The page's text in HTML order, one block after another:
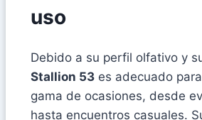
uso
Debido a su perfil olfativo y
Stallion 53 es adecuado
gama de ocasiones, desde
hasta encuentros casuales.